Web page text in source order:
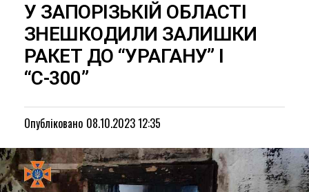
У ЗАПОРІЗЬКІЙ ОБЛАСТІ
ЗНЕШКОДИЛИ ЗАЛИШКИ
РАКЕТ ДО “УРАГАНУ” І
“С-300”
Опубліковано 08.10.2023 12:35